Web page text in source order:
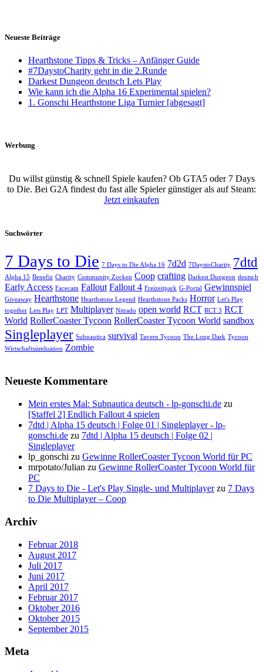
Neueste Beiträge
Hearthstone Tipps & Tricks – Anfänger Guide
#7DaystoCharity geht in die 2.Runde
Darkest Dungeon deutsch Lets Play
Wie kann ich die Alpha 16 Experimental spielen?
1. Gonschi Hearthstone Liga Turnier [abgesagt]
Werbung
Du willst günstig & schnell Spiele kaufen? Ob GTA5 oder 7 Days
to Die. Bei G2A findest du fast alle Spieler günstiger als auf Steam:
Jetzt einkaufen
Suchwörter
7 Days to Die 7 Days to Die Alpha 16 7d2d 7DaystoCharity 7dtd
Alpha 15 Benefiz Charity Community Zocken Coop crafting Darkest Dungeon deutsch
Early Access Facecam Fallout Fallout 4 Freizeitpark G-Portal Gewinnspiel
Giveaway Hearthstone Hearthstone Legend Hearthstone Packs Horror Let's Play
together Lets Play LPT Multiplayer Nitrado open world RCT RCT 3 RCT
World RollerCoaster Tycoon RollerCoaster Tycoon World sandbox
Singleplayer Subnautica survival Tavern Tycoon The Long Dark Tycoon
Wirtschaftssimluation Zombie
Neueste Kommentare
Mein erstes Mal: Subnautica deutsch - lp-gonschi.de zu
[Staffel 2] Endlich Fallout 4 spielen
7dtd | Alpha 15 deutsch | Folge 01 | Singleplayer - lp-
gonschi.de zu 7dtd | Alpha 15 deutsch | Folge 02 |
Singleplayer
lp_gonschi zu Gewinne RollerCoaster Tycoon World für PC
mrpotato/Julian zu Gewinne RollerCoaster Tycoon World für
PC
7 Days to Die - Let's Play Single- und Multiplayerzu 7 Days
to Die Multiplayer – Coop
Archiv
Februar 2018
August 2017
Juli 2017
Juni 2017
April 2017
Februar 2017
Oktober 2016
Oktober 2015
September 2015
Meta